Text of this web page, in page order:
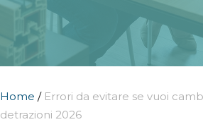
Home / Errori da evitare se vuoi
detrazioni 2026